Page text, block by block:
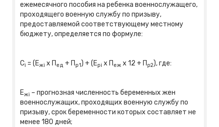
ежемесячного пособия на ребенка военнослужащего,
проходящего военную службу по призыву,
предоставляемой соответствующему местному
бюджету, определяется по формуле:
Сi = (Eжi x П ед + П р1) + (Еpi х П еж х 12 + П р2), где:
Ежi – прогнозная численность беременных жен
военнослужащих, проходящих военную службу по
призыву, срок беременности которых составляет не
менее 180 дней;